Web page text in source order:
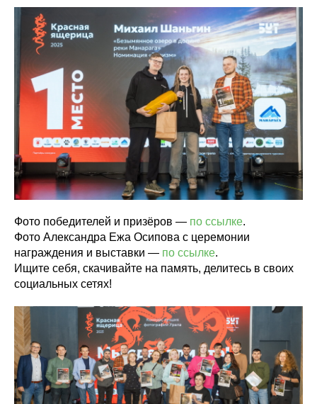
Фото победителей и призёров — по ссылке.
Фото Александра Ежа Осипова с церемонии
награждения и выставки — по ссылке.
Ищите себя, скачивайте на память, делитесь в своих
социальных сетях!